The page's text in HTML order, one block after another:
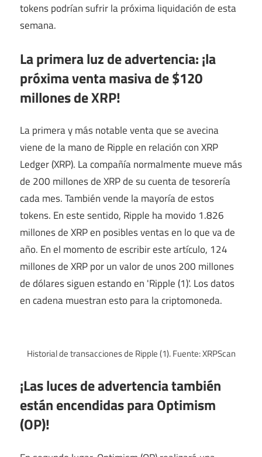
tokens podrían sufrir la próxima liquidación de esta
semana.
La primera luz de advertencia: ¡la
próxima venta masiva de $120
millones de XRP!
La primera y más notable venta que se avecina
viene de la mano de Ripple en relación con XRP
Ledger (XRP). La compañía normalmente mueve más
de 200 millones de XRP de su cuenta de tesorería
cada mes. También vende la mayoría de estos
tokens. En este sentido, Ripple ha movido 1.826
millones de XRP en posibles ventas en lo que va de
año. En el momento de escribir este artículo, 124
millones de XRP por un valor de unos 200 millones
de dólares siguen estando en 'Ripple (1)'. Los datos
en cadena muestran esto para la criptomoneda.
Historial de transacciones de Ripple (1). Fuente: XRPScan
¡Las luces de advertencia también
están encendidas para Optimism
(OP)!